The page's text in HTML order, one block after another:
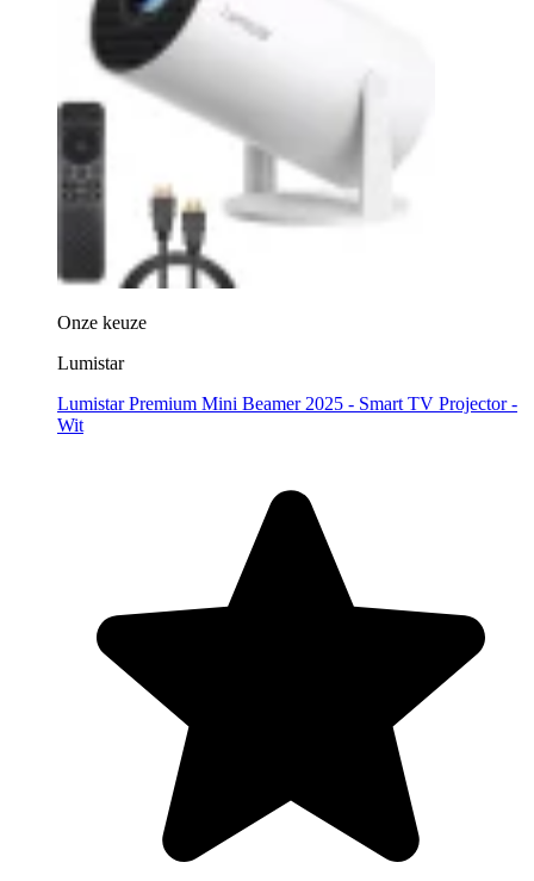
Onze keuze
Lumistar
Lumistar Premium Mini Beamer 2025 - Smart TV Projector -
Wit